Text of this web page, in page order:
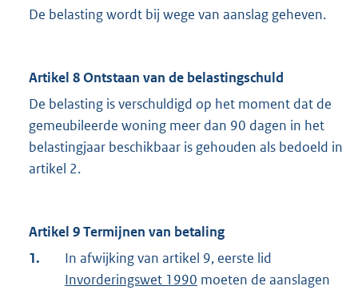
De belasting wordt bij wege van aanslag geheven.
Artikel 8 Ontstaan van de belastingschuld
De belasting is verschuldigd op het moment dat de
gemeubileerde woning meer dan 90 dagen in het
belastingjaar beschikbaar is gehouden als bedoeld in
artikel 2.
Artikel 9 Termijnen van betaling
1.
In afwijking van artikel 9, eerste lid
Invorderingswet 1990 moeten de aanslagen